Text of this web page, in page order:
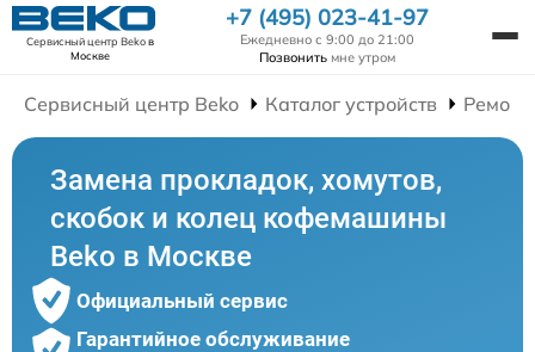
Сервисный центр Bekoв
Москве
+7 (495) 023-41-97
Ежедневно с 9:00 до 21:00
Позвонить мне утром
Сервисный центр Beko Каталог устройств
Замена прокладок, хомутов,
скобок и колец кофемашины
Beko в Москве
Официальный сервис
Гарантийное обслуживание